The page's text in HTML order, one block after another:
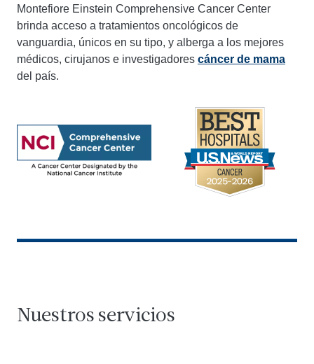
Montefiore Einstein Comprehensive Cancer Center
brinda acceso a tratamientos oncológicos de
vanguardia, únicos en su tipo, y alberga a los mejores
médicos, cirujanos e investigadores cáncer de mama
del país.
Nuestros servicios